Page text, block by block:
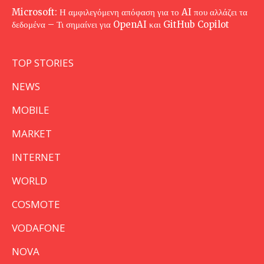
Microsoft: Η αμφιλεγόμενη απόφαση για το AI που αλλάζει τα
δεδομένα – Τι σημαίνει για OpenAI και GitHub Copilot
TOP STORIES
NEWS
MOBILE
MARKET
INTERNET
WORLD
COSMOTE
VODAFONE
NOVA